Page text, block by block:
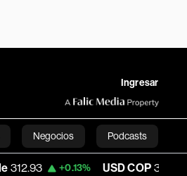
Ingresar
Negocios Podcasts
+0.13% USD COP 3,159.60